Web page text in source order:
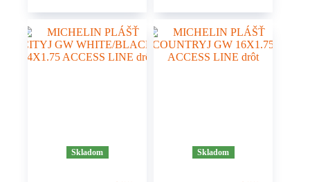
variantov.
Možnosti
Skladom Skladom